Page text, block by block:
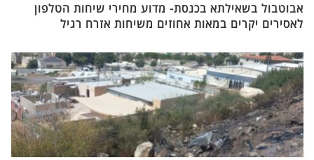
אבוטבול בשאילתא בכנסת- מדוע מחירי שיחות הטלפון
לאסירים יקרים במאות אחוזים משיחות אזרח רגיל